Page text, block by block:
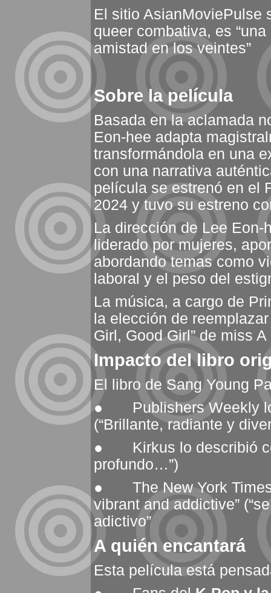
El sitio AsianMoviePulse
queer combativa, es
amistad en los veintes”
Sobre la película
Basada en la aclamada
Eon‑hee adapta
transformándola en una
con una narrativa
película se estrenó en el
2024 y tuvo su estreno
La dirección de Lee
liderado por mujeres,
abordando temas como
laboral y el peso del
La música, a cargo de
la elección de
Girl, Good Girl” de miss
Impacto del libro
El libro de Sang Young
● Publishers Weekly
(“Brillante, radiante y
● Kirkus lo describió
profundo…”)
● The New York Times
vibrant and addictive”
adictivo”
A quién encantará
Esta película está